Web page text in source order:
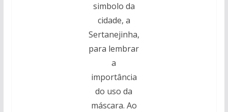
simbolo da
cidade, a
Sertanejinha,
para lembrar
a
importância
do uso da
máscara. Ao